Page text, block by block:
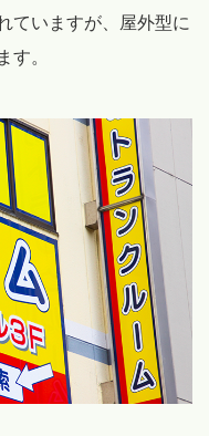
ていますが、屋外型に
す。